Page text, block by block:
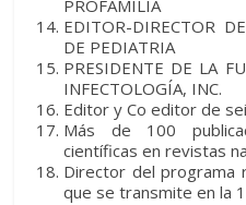
PROFAMILIA
EDITOR-DIRECTOR
DE PEDIATRIA
PRESIDENTE DE LA
INFECTOLOGÍA, INC.
Editor y Co editor de
Más de 100
científicas en revistas
Director del programa
que se transmite en la